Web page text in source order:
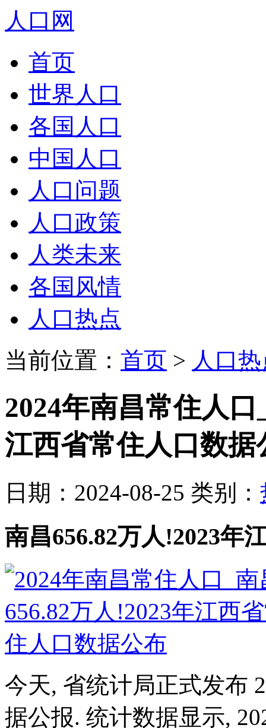
人口网
首页
世界人口
各国人口
中国人口
人口问题
人口政策
人类未来
各国风情
人口热点
当前位置： 首页 > 人口
2024年南昌常住人
江西省常住人口数据
日期：2024-08-25 类别：
南昌656.82万人!2023年
今天, 省统计局正式发布
据公报. 统计数据显示,